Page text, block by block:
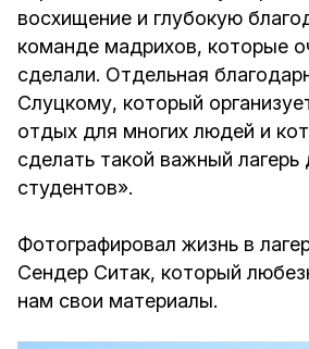
восхищение и глубокую
команде мадрихов, которые
сделали. Отдельная
Слуцкому, который
отдых для многих людей и
сделать такой важный
студентов».
Фотографировал жизнь в
Сендер Ситак, который
нам свои материалы.